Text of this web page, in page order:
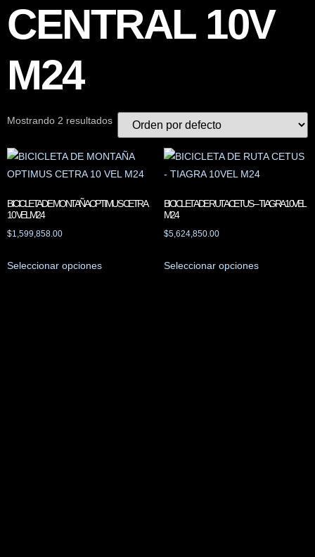
CENTRAL 10V
M24
Mostrando 2 resultados
BICICLETA DE MONTAÑA OPTIMUS CETRA
10 VEL M24
$1,599,858.00
Seleccionar opciones
BICICLETA DE RUTA CETUS – TIAGRA 10VEL
M24
$5,624,850.00
Seleccionar opciones